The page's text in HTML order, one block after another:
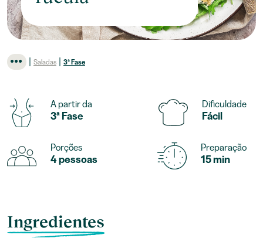
Saladas 3ª Fase
A partir da
3ª Fase
Dificuldade
Fácil
Porções
4 pessoas
Preparação
15 min
Ingredientes